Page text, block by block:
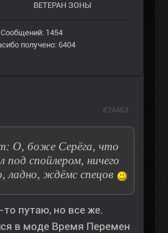
ВЕТЕРАН ЗOНЫ
Сообщений: 1454
получено: 6404
О, боже Серёга, что
под спойлером, ничего
ладно, ждёмс спецов
путаю, но все же.
в моде Время Перемен
#24463